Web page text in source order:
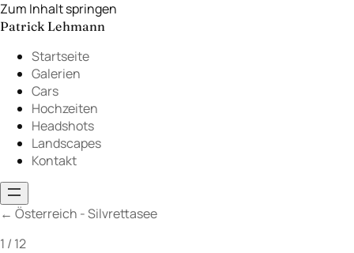
Zum Inhalt springen
Patrick Lehmann
Startseite
Galerien
Cars
Hochzeiten
Headshots
Landscapes
Kontakt
← Österreich - Silvrettasee
1 / 12